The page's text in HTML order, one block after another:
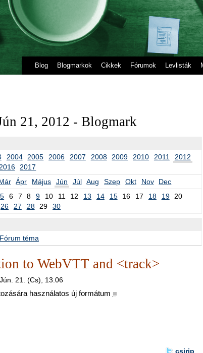
Blog Blogmarkok Cikkek Fórumok Levlisták
21, 2012 - Blogmark
2004 2005 2006 2007 2008 2009 2010 2011
2012
2017
Ápr Május Jún Júl Aug Szep Okt Nov
Dec
5 6 7 8 9 10 11 12 13 14 15 16 17 18 19
20
26 27 28 29 30
Fórum téma
to WebVTT and <track>
21. (Cs), 13.06
használatos új formátum ■
csirip